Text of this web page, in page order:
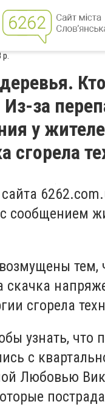
р.
Кто
Из-за
у
сгорела
сообщением
тем,
скачка
сгорела
узнать, что
с
Любовью